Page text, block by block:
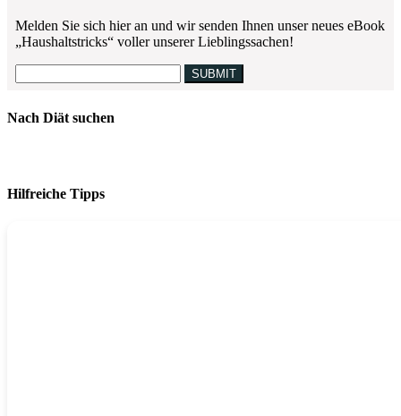
Melden Sie sich hier an und wir senden Ihnen unser neues eBook
„Haushaltstricks“ voller unserer Lieblingssachen!
Nach Diät suchen
Hilfreiche Tipps